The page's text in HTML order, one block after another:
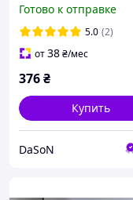
кардиотренажер для
кошек
Готово к отправке
5.0 (2)
от38₴/мес
376₴
Купить
DaSoN